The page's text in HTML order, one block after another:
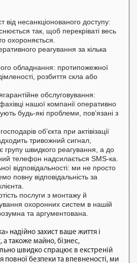
від несанкціонованого доступу:
так, щоб перекріваті весь
охороняється.
реагування за кілька
обладнання: протипожежної
розбиття скла або
обслуговування:
фахівці нашої компанії оперативно
будь-які проблеми, пов’язані з
об’єкта при актівізації
тривожний сигнал,
групу швидкого реагування, а до
телефон надсилається SMS-ка.
відповідальності: ми не просто
повну відповідальність за
послуги з монтажу й
охоронних систем в нашій
та аргументована.
надійно захист ваше життя і
такоже майно, бізнес,
швидко спрацює в екстреній
повної безпеки та впевненості, ми